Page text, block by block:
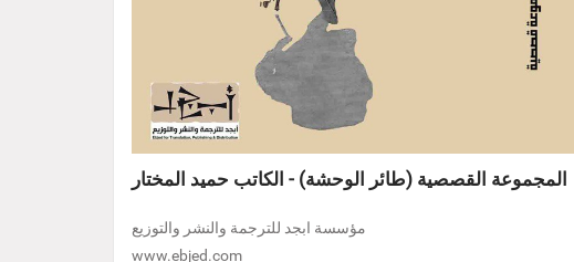
المجموعة القصصية (طائر الوحشة) - الكاتب حميد المختار
مؤسسة ابجد للترجمة والنشر والتوزيع
www.ebjed.com